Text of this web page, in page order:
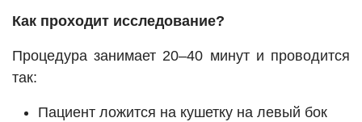
Как проходит исследование?
Процедура занимает 20–40 минут и проводится
так:
Пациент ложится на кушетку на левый бок